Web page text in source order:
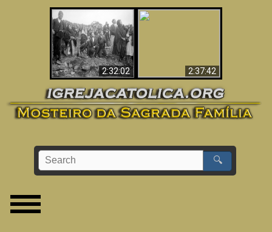
2:32:02
O Terceiro Segredo
de Fátima
2:37:42
🔍